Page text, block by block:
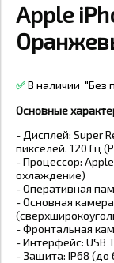
Apple
✅В наличии "Без
Основные
- Дисплей: Super
пикселей, 120 Гц
- Процессор:
охлаждение)
- Оперативная
- Основная
- Фронтальная
- Интерфейс: USB
- Защита: IP68 (до